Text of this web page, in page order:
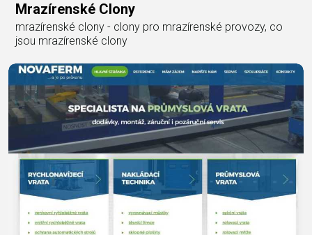
Mrazírenské Clony
mrazírenské clony - clony pro mrazírenské provozy, co
jsou mrazírenské clony